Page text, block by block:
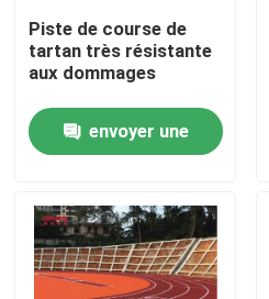
Produits
Vidéos
À propos de nous
Visite de l'usine
Piste de course de
tartan très résistante
aux dommages
envoyer une